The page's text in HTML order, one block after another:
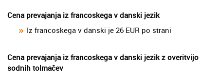
Cena prevajanja iz francoskega v danski jezik
Iz francoskega v danski je 26 EUR po strani
Cena prevajanja iz francoskega v danski jezik z overitvijo
sodnih tolmačev